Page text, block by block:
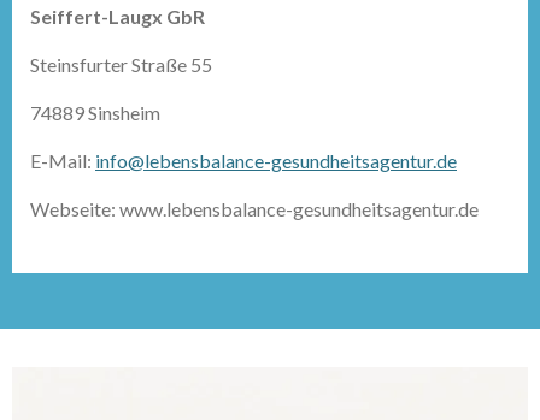
Seiffert-Laugx GbR
Steinsfurter Straße 55
74889 Sinsheim
E-Mail: info@lebensbalance-gesundheitsagentur.de
Webseite: www.lebensbalance-gesundheitsagentur.de